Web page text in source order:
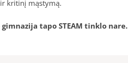
kritinį mąstymą.
tapo STEAM tinklo nare.